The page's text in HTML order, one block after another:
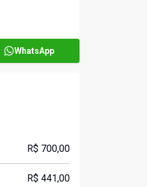
WhatsApp
R$ 700,00
R$ 441,00